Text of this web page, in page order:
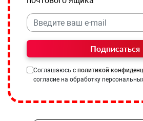
Подписаться
Соглашаюсь с политикой
согласие на обработку